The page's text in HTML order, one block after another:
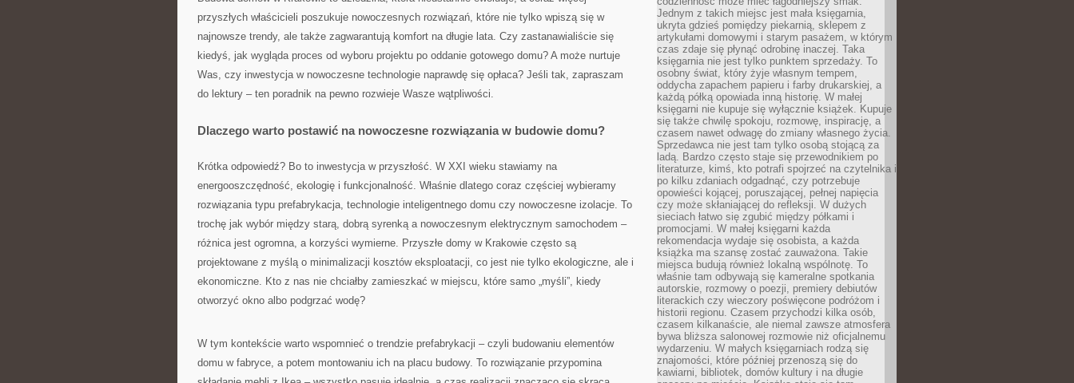
PORADNIK
PRZYSZŁYCH
przyszłych właścicieli poszukuje nowoczesnych rozwiązań, które nie tylko wpiszą się w
najnowsze trendy, ale także zagwarantują komfort na długie lata. Czy zastanawialiście się
kiedyś, jak wygląda proces od wyboru projektu po oddanie gotowego domu? A może nurtuje
Was, czy inwestycja w nowoczesne technologie naprawdę się opłaca? Jeśli tak, zapraszam
do lektury – ten poradnik na pewno rozwieje Wasze wątpliwości.
Dlaczego warto postawić na nowoczesne rozwiązania w budowie domu?
Krótka odpowiedź? Bo to inwestycja w przyszłość. W XXI wieku stawiamy na
energooszczędność, ekologię i funkcjonalność. Właśnie dlatego coraz częściej wybieramy
rozwiązania typu prefabrykacja, technologie inteligentnego domu czy nowoczesne izolacje. To
trochę jak wybór między starą, dobrą syrenką a nowoczesnym elektrycznym samochodem –
różnica jest ogromna, a korzyści wymierne. Przyszłe domy w Krakowie często są
projektowane z myślą o minimalizacji kosztów eksploatacji, co jest nie tylko ekologiczne, ale i
ekonomiczne. Kto z nas nie chciałby zamieszkać w miejscu, które samo „myśli”, kiedy
otworzyć okno albo podgrzać wodę?
W tym kontekście warto wspomnieć o trendzie prefabrykacji – czyli budowaniu elementów
domu w fabryce, a potem montowaniu ich na placu budowy. To rozwiązanie przypomina
Jednym z takich miejsc jest mała księgarnia,
ukryta gdzieś pomiędzy piekarnią, sklepem z
artykułami domowymi i starym pasażem, w którym
czas zdaje się płynąć odrobinę inaczej. Taka
księgarnia nie jest tylko punktem sprzedaży. To
osobny świat, który żyje własnym tempem,
oddycha zapachem papieru i farby drukarskiej, a
każdą półką opowiada inną historię. W małej
księgarni nie kupuje się wyłącznie książek. Kupuje
się także chwilę spokoju, rozmowę, inspirację, a
czasem nawet odwagę do zmiany własnego życia.
Sprzedawca nie jest tam tylko osobą stojącą za
ladą. Bardzo często staje się przewodnikiem po
literaturze, kimś, kto potrafi spojrzeć na czytelnika i
po kilku zdaniach odgadnąć, czy potrzebuje
opowieści kojącej, poruszającej, pełnej napięcia
czy może skłaniającej do refleksji. W dużych
sieciach łatwo się zgubić między półkami i
promocjami. W małej księgarni każda
rekomendacja wydaje się osobista, a każda
książka ma szansę zostać zauważona. Takie
miejsca budują również lokalną wspólnotę. To
właśnie tam odbywają się kameralne spotkania
autorskie, rozmowy o poezji, premiery debiutów
literackich czy wieczory poświęcone podróżom i
historii regionu. Czasem przychodzi kilka osób,
czasem kilkanaście, ale niemal zawsze atmosfera
bywa bliższa salonowej rozmowie niż oficjalnemu
wydarzeniu. W małych księgarniach rodzą się
znajomości, które później przenoszą się do
kawiarni, bibliotek, domów kultury i na długie